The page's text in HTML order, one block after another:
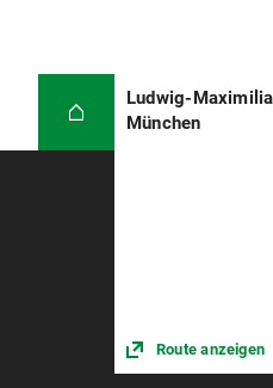
Ludwig-
München
Route anzeigen